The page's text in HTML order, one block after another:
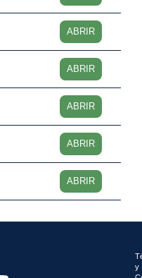
ABRIR
ABRIR
ABRIR
ABRIR
ABRIR
y